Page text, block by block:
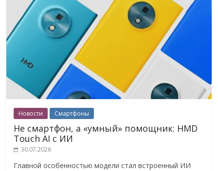
Новости Смартфоны
Не смартфон, а «умный» помощник: HMD
Touch AI с ИИ
30.07.2026
Главной особенностью модели стал встроенный ИИ